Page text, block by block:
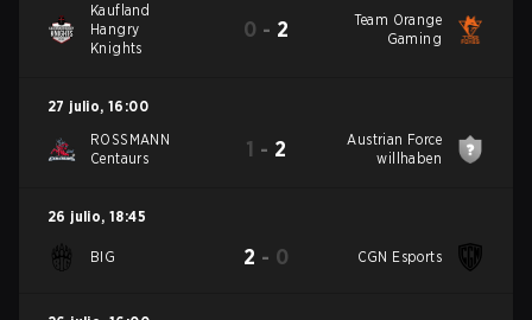
Kaufland
Hangry
Knights
0 - 2
Team Orange
Gaming
27 julio, 16:00
ROSSMANN
Centaurs
1 - 2
Austrian Force
willhaben
26 julio, 18:45
BIG 2 - 0 CGN Esports